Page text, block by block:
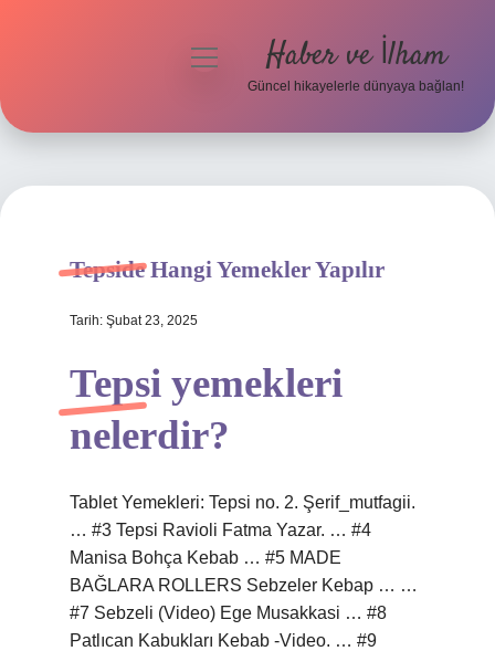
Hakkımızda
menüyü
Haber ve İlham
Güncel hikayelerle dünyaya bağlan!
Tepside Hangi Yemekler Yapılır
Tarih: Şubat 23, 2025
Tepsi yemekleri
nelerdir?
Tablet Yemekleri: Tepsi no. 2. Şerif_mutfagii.
… #3 Tepsi Ravioli Fatma Yazar. … #4
Manisa Bohça Kebab … #5 MADE
BAĞLARA ROLLERS Sebzeler Kebap … …
#7 Sebzeli (Video) Ege Musakkasi … #8
Patlıcan Kabukları Kebab -Video. … #9